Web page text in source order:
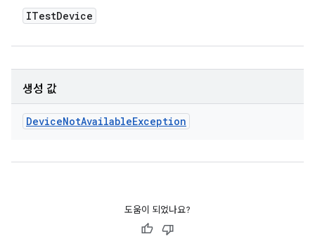
ITestDevice
생성 값
DeviceNotAvailableException
도움이 되었나요?